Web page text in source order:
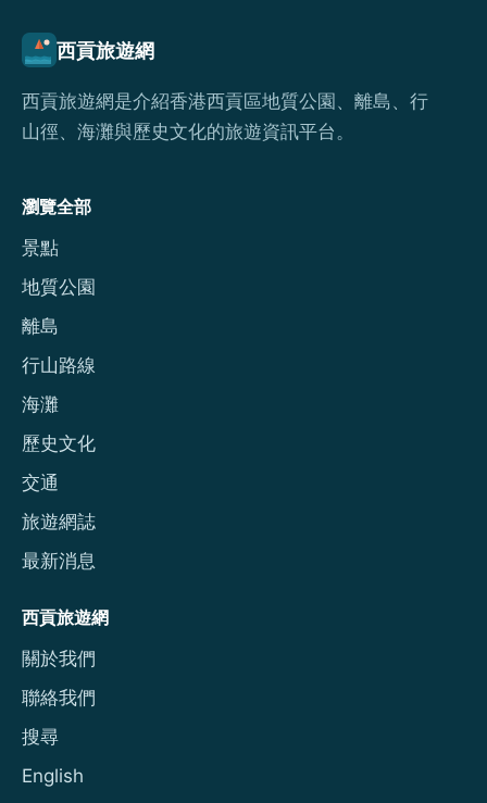
西貢旅遊網
西貢旅遊網是介紹香港西貢區地質公園、離島、行
山徑、海灘與歷史文化的旅遊資訊平台。
瀏覽全部
景點
地質公園
離島
行山路線
海灘
歷史文化
交通
旅遊網誌
最新消息
西貢旅遊網
關於我們
聯絡我們
搜尋
English